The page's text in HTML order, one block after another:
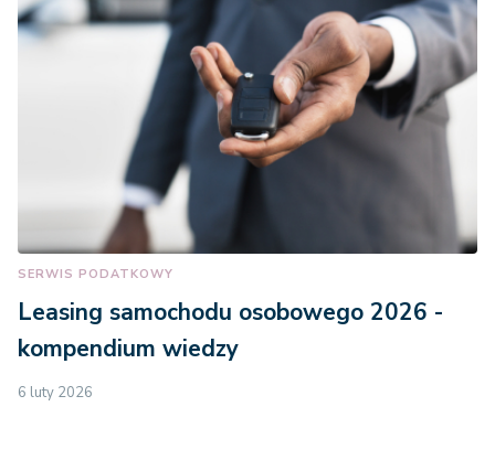
SERWIS PODATKOWY
Leasing samochodu osobowego 2026 -
kompendium wiedzy
6 luty 2026